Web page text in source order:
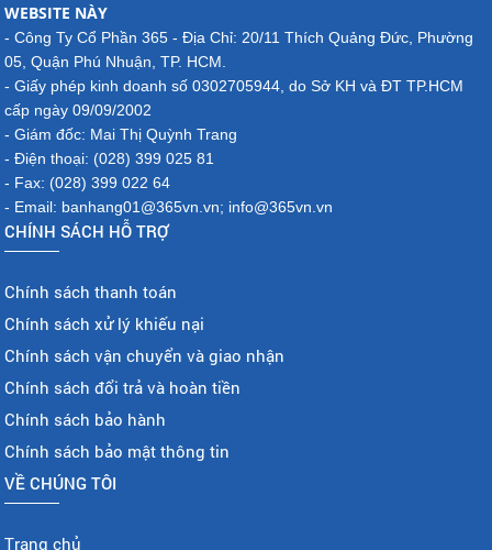
WEBSITE NÀY
- Công Ty Cổ Phần 365 - Địa Chỉ: 20/11 Thích Quảng Đức, Phường
05, Quận Phú Nhuận, TP. HCM.
- Giấy phép kinh doanh số 0302705944, do Sở KH và ĐT TP.HCM
cấp ngày 09/09/2002
- Giám đốc: Mai Thị Quỳnh Trang
- Điện thoại: (028) 399 025 81
- Fax: (028) 399 022 64
- Email: banhang01@365vn.vn; info@365vn.vn
CHÍNH SÁCH HỖ TRỢ
Chính sách thanh toán
Chính sách xử lý khiếu nại
Chính sách vận chuyển và giao nhận
Chính sách đổi trả và hoàn tiền
Chính sách bảo hành
Chính sách bảo mật thông tin
VỀ CHÚNG TÔI
Trang chủ